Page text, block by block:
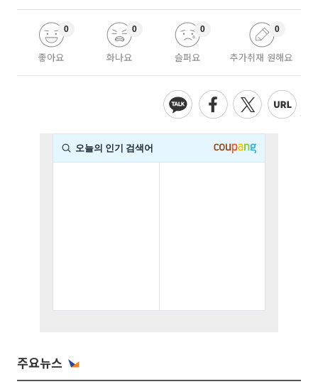
좋아요
0
화나요
0
슬퍼요
0
추가취재 원해요
0
주요뉴스